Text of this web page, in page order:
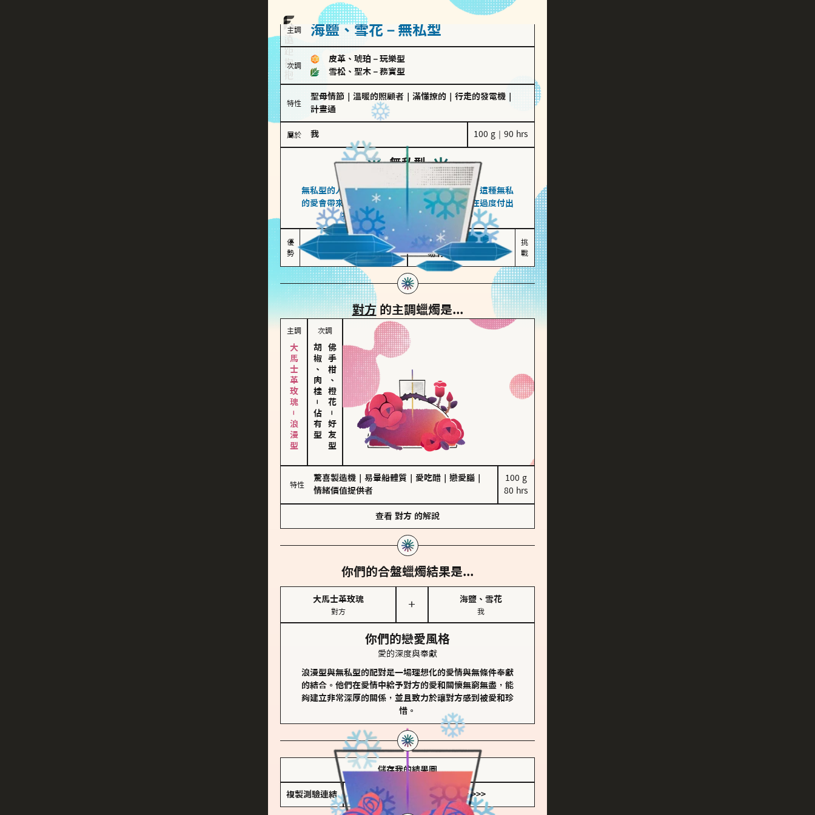
主調 海鹽、雪花－無私型
次調
皮革、琥珀 － 玩樂型
雪松、聖木 － 務實型
特性
聖母情節 溫暖的照顧者 滿懂撩的 行走的發電機
計畫通
屬於 我 100 g｜90 hrs
無私型
海鹽、雪花
無私型的人傾向用心呵護、滿足另一半的需求，這種無私
的愛會帶來緊密的關係連結，但也可能讓他們在過度付出
中迷失自我，忽略自己真正的需求。
優
勢
無私奉獻
讓伴侶感受到關懷
較難設立界線
易有強烈情感依賴
挑
戰
對方的主調蠟燭是...
主調
大馬士革玫瑰－浪漫型
次調
胡椒、肉桂
－
佔有型
佛手柑、橙花
－
好友型
特性
驚喜製造機 易暈船體質 愛吃醋 戀愛腦
情緒價值提供者
100 g
80 hrs
查看 對方 的解說
你們的合盤蠟燭結果是...
大馬士革玫瑰
對方
＋
海鹽、雪花
我
你們的戀愛風格
愛的深度與奉獻
浪漫型與無私型的配對是一場理想化的愛情與無條件奉獻
的結合。他們在愛情中給予對方的愛和關懷無窮無盡，能
夠建立非常深厚的關係，並且致力於讓對方感到被愛和珍
惜。
儲存我的結果圖
複製測驗連結 查看香氛類型全解析 >>>